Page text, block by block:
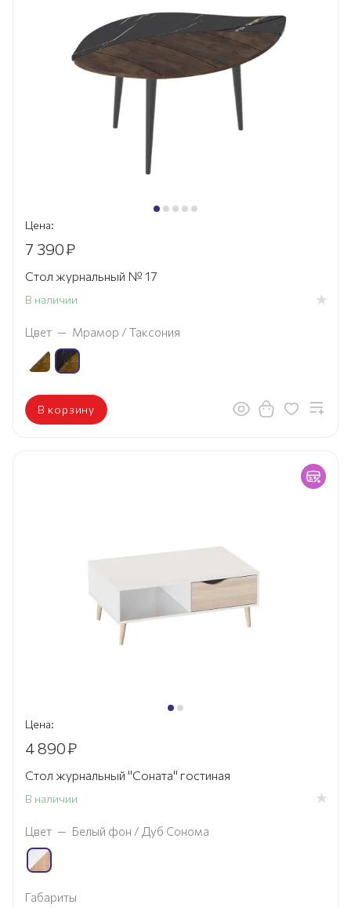
Цена:
7 390₽
Стол журнальный № 17
В наличии
Цвет — Мрамор / Таксония
В корзину
Цена:
4 890₽
Стол журнальный "Соната" гостиная
В наличии
Цвет — Белый фон / Дуб Сонома
Габариты